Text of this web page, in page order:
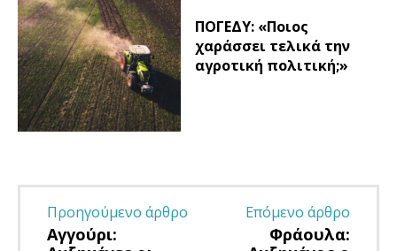
ΠΟΓΕΔΥ: «Ποιος
χαράσσει τελικά την
αγροτική πολιτική;»
Προηγούμενο άρθρο
Αγγούρι:
Επόμενο άρθρο
Φράουλα: